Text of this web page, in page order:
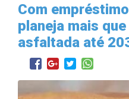
Com
planeja mais
asfaltada até